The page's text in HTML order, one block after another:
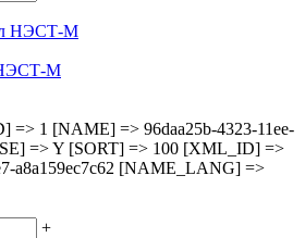
НЭСТ-М
=> 1 [NAME] => 96daa25b-4323-11ee-
=> Y [SORT] => 100 [XML_ID] =>
a8a159ec7c62 [NAME_LANG] =>
+